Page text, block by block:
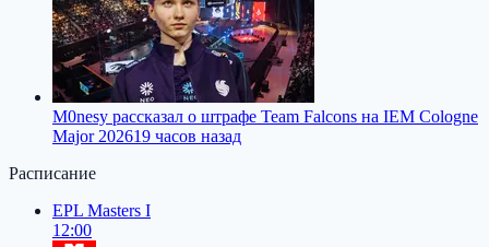
M0nesy рассказал о штрафе Team Falcons на IEM Cologne
Major 202619 часов назад
Расписание
EPL Masters I
12:00